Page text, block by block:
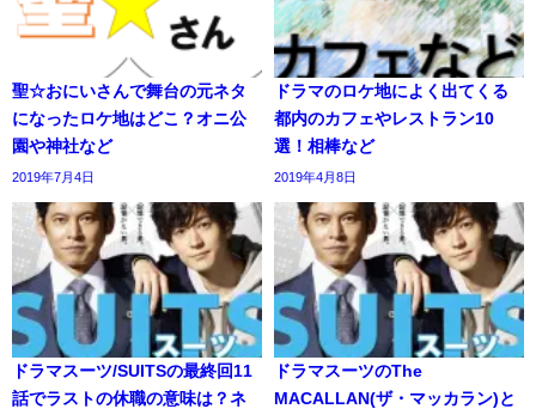
聖☆おにいさんで舞台の元ネタ
になったロケ地はどこ？オニ公
園や神社など
2019年7月4日
ドラマのロケ地によく出てくる
都内のカフェやレストラン10
選！相棒など
2019年4月8日
ドラマスーツ/SUITSの最終回11
話でラストの休職の意味は？ネ
ドラマスーツのThe
MACALLAN(ザ・マッカラン)と